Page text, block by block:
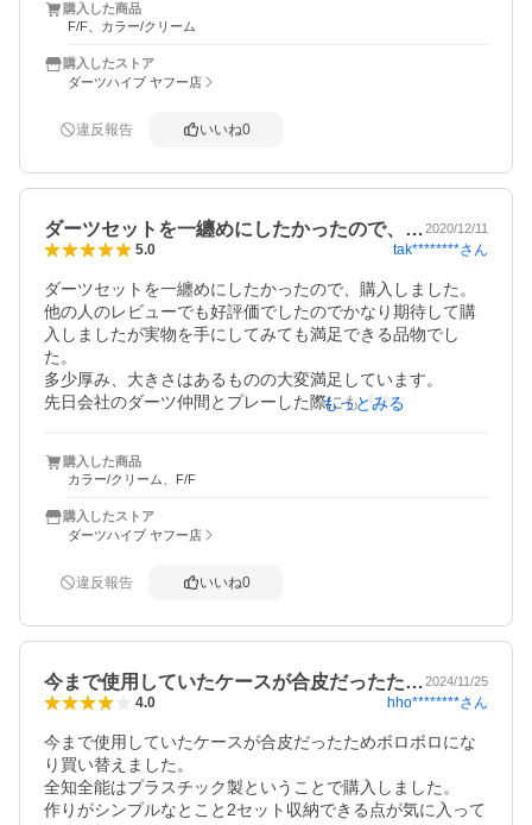
2. カード入れる場所がある
前まではカードを別に持っていたので、ケース内に収納
出来るのは非常にありがたいです。
3. チップが収納しておける
くのを忘れてました。
が、このケースだと10本以上チップを入れておけるので安
心です。
購入した商品
F/F、カラー/クリーム
購入したストア
ダーツハイブ ヤフー店
違反報告 いいね0
ダーツセットを一纏めにしたかったので、…2020/12/11
5.0 tak********さん
ダーツセットを一纏めにしたかったので、購入しました。
他の人のレビューでも好評価でしたのでかなり期待して購
入しましたが実物を手にしてみても満足できる品物でし
た。
多少厚み、大きさはあるものの大変満足しています。
先日会社のダーツ仲間とプレーした際にも『俺も欲しい』
もっとみる
購入した商品
カラー/クリーム、F/F
購入したストア
ダーツハイブ ヤフー店
違反報告 いいね0
今まで使用していたケースが合皮だったた…2024/11/25
4.0 hho********さん
今まで使用していたケースが合皮だったためボロボロにな
り買い替えました。
全知全能はプラスチック製ということで購入しました。
作りがシンプルなとこと2セット収納できる点が気に入って